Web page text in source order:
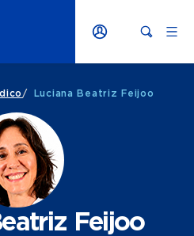
/ Luciana Beatriz Feijoo
Feijoo